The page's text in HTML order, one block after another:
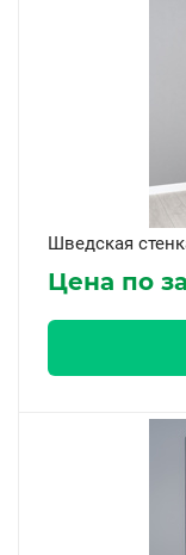
Шведская
Цена по